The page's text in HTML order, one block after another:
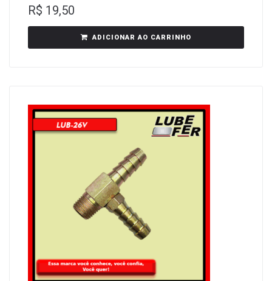
R$ 19,50
ADICIONAR AO CARRINHO